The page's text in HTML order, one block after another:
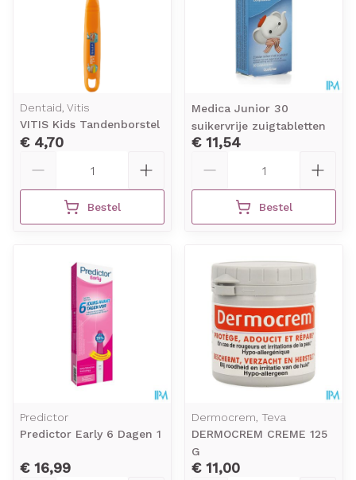
Dentaid, Vitis
VITIS Kids Tandenborstel
€ 4,70
Bestel
Medica Junior 30
suikervrije zuigtabletten
€ 11,54
Bestel
Predictor
Predictor Early 6 Dagen 1
€ 16,99
Dermocrem, Teva
DERMOCREM CREME 125
G
€ 11,00